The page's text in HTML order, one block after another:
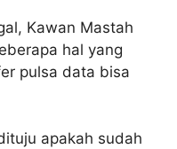
Kawan Mastah
hal yang
pulsa data bisa
apakah sudah